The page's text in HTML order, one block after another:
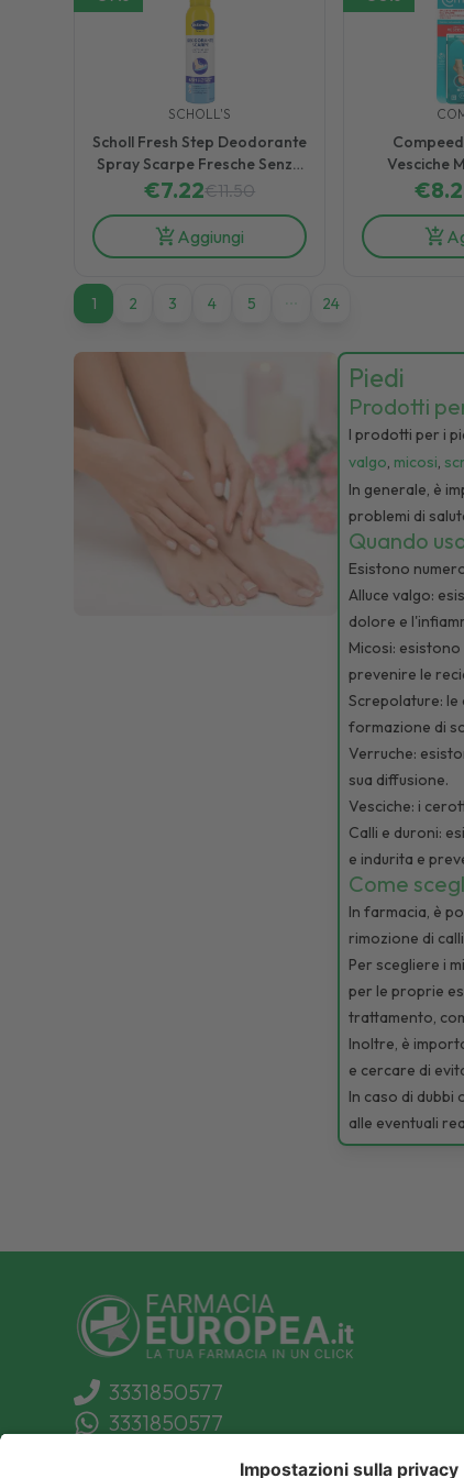
SCHOLL'S
Scholl Fresh Step Deodorante
Spray Scarpe Fresche Senza
Odori per 24 Ore 150 ml
€7.22€11.50
Aggiungi
Vesciche
Rapido dal
€
11 2 3 4 5 24
Piedi
Prodotti
I prodotti per i
valgo, micosi,
In generale, è
problemi di
Quando
Esistono
Alluce valgo:
dolore e
Micosi:
prevenire le
Screpolature: le
formazione di
Verruche:
sua diffusione.
Vesciche: i
Calli e duroni:
e indurita e
Come
In farmacia, è
rimozione di
Per scegliere i
per le proprie
trattamento,
Inoltre, è
e cercare di
In caso di dubbi
alle eventuali
3331850577
3331850577
info@farmaciaeuropea.it